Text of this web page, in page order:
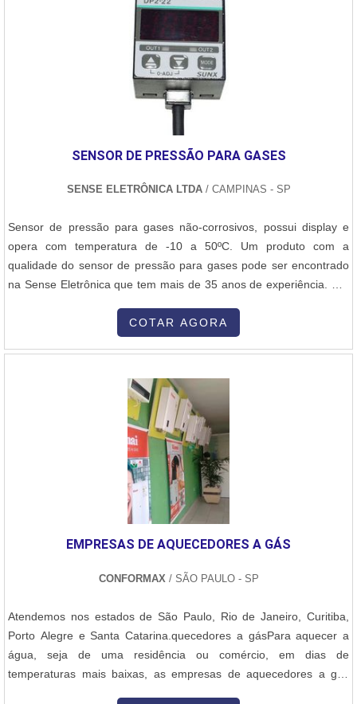
SENSOR DE PRESSÃO PARA GASES
SENSE ELETRÔNICA LTDA/ CAMPINAS - SP
Sensor de pressão para gases não-corrosivos, possui display e
opera com temperatura de -10 a 50ºC. Um produto com a
qualidade do sensor de pressão para gases pode ser encontrado
na Sense Eletrônica que tem mais de 35 anos de experiência. Por
produtos do segmento de automação industrial, a Sense tem
COTAR AGORA
EMPRESAS DE AQUECEDORES A GÁS
CONFORMAX / SÃO PAULO - SP
Atendemos nos estados de São Paulo, Rio de Janeiro, Curitiba,
Porto Alegre e Santa Catarina.quecedores a gásPara aquecer a
água, seja de uma residência ou comércio, em dias de
temperaturas mais baixas, as empresas de aquecedores a gás